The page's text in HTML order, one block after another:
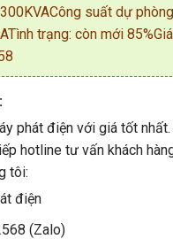
suất dự
trạng: còn mới
phát điện với giá tốt nhất.
hotline tư vấn khách
tôi:
điện
(Zalo)